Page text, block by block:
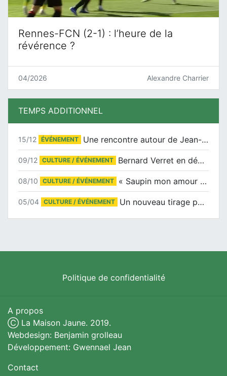
Rennes-FCN (2-1) : l’heure de la
révérence ?
04/2026 Alexandre Charrier
TEMPS ADDITIONNEL
15/12 ÉVÉNEMENT Une rencontre autour de Jean-Claude Suaudeau
09/12 CULTURE / ÉVÉNEMENT Bernard Verret en dédicaces le samedi 13 décembre à l’Espace Culturel Atlantis
08/10 CULTURE / ÉVÉNEMENT « Saupin mon amour » au salon du livre de Trentemoult
05/04 CULTURE / ÉVÉNEMENT Un nouveau tirage pour le Docu-BD
Politique de confidentialité
A propos
Ⓒ La Maison Jaune. 2019.
Webdesign: Benjamin grolleau
Développement: Gwennael Jean
Contact